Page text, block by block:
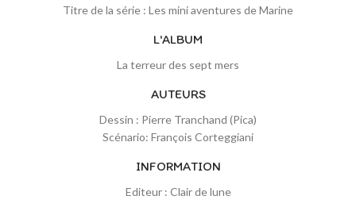
Titre de la série : Les mini aventures de Marine
L'ALBUM
La terreur des sept mers
AUTEURS
Dessin : Pierre Tranchand (Pica)
Scénario: François Corteggiani
INFORMATION
Editeur : Clair de lune